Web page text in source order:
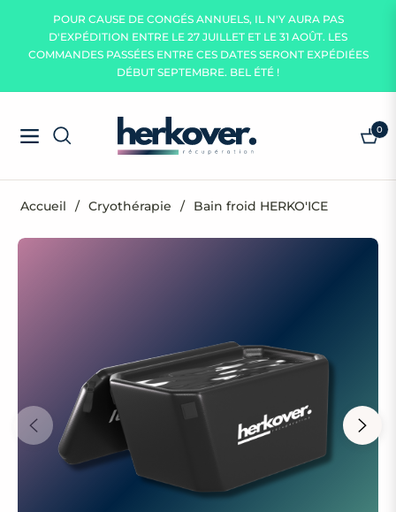
POUR CAUSE DE CONGÉS ANNUELS, IL N'Y AURA PAS
D'EXPÉDITION ENTRE LE 27 JUILLET ET LE 31 AOÛT. LES
COMMANDES PASSÉES ENTRE CES DATES SERONT EXPÉDIÉES
DÉBUT SEPTEMBRE. BEL ÉTÉ !
Navigation
0
Accueil / Cryothérapie / Bain froid HERKO'ICE